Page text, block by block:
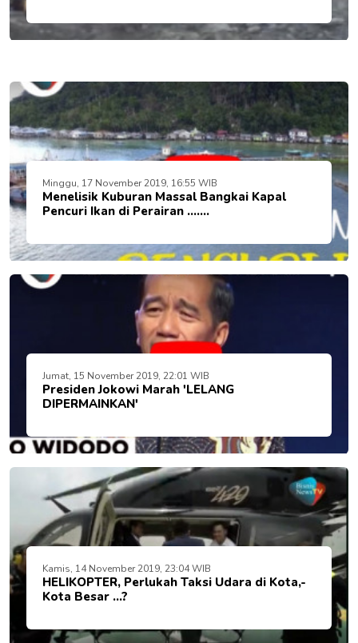
Minggu, 17 November 2019, 16:55 WIB
Menelisik Kuburan Massal Bangkai Kapal
Pencuri Ikan di Perairan .......
Jumat, 15 November 2019, 22:01 WIB
Presiden Jokowi Marah 'LELANG
DIPERMAINKAN'
Kamis, 14 November 2019, 23:04 WIB
HELIKOPTER, Perlukah Taksi Udara di Kota,-
Kota Besar ...?